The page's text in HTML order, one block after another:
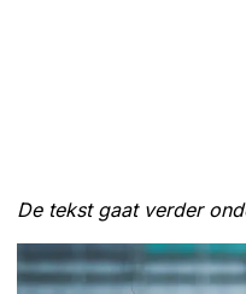
De tekst gaat verder